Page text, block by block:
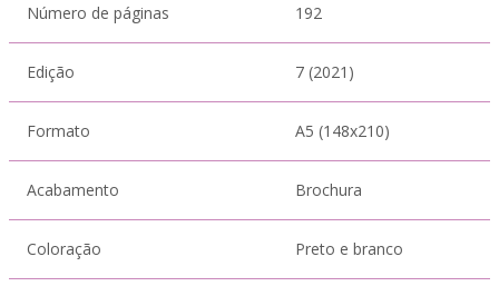
Número de páginas 192
Edição 7 (2021)
Formato A5 (148x210)
Acabamento Brochura
Coloração Preto e branco